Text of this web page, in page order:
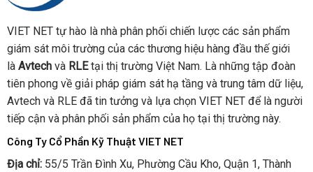
VIET NET tự hào là nhà phân phối chiến lược các sản phẩm
giám sát môi trường của các thương hiệu hàng đầu thế giới
là Avtechvà RLEtại thị trường Việt Nam. Là những tập đoàn
tiên phong về giải pháp giám sát hạ tầng và trung tâm dữ liệu,
Avtech và RLE đã tin tưởng và lựa chọn VIET NET để là người
tiếp cận và phân phối sản phẩm của họ tại thị trường này.
Công Ty Cổ Phần Kỹ Thuật VIET NET
Địa chỉ:55/5 Trần Đình Xu, Phường Cầu Kho, Quận 1, Thành